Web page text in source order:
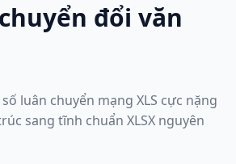
đổi văn
luân chuyển mạng XLS cực nặng
sang tĩnh chuẩn XLSX nguyên